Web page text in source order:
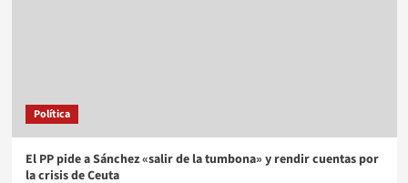
Política
El PP pide a Sánchez «salir de la tumbona» y rendir cuentas por
la crisis de Ceuta